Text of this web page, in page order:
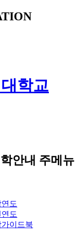
안내 주메뉴
도
도
가이드북